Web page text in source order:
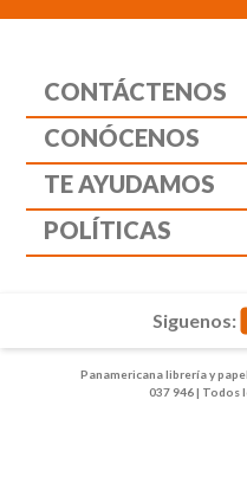
CONTÁCTENOS
CONÓCENOS
TE AYUDAMOS
POLÍTICAS
Panamericana librería y
037 946 | Todos
Siguenos: